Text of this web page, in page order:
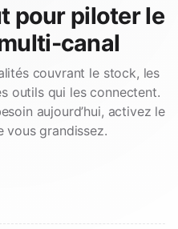
pour piloter le
canal
couvrant le stock, les
outils qui les connectent.
aujourd’hui, activez le
vous grandissez.